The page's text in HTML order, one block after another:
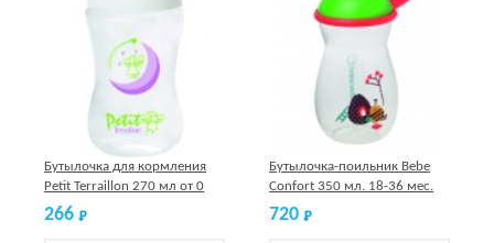
Бутылочка для кормления
Petit Terraillon 270 мл от 0
месяцев
266
Бутылочка-поильник Bebe
Confort 350 мл. 18-36 мес.
720